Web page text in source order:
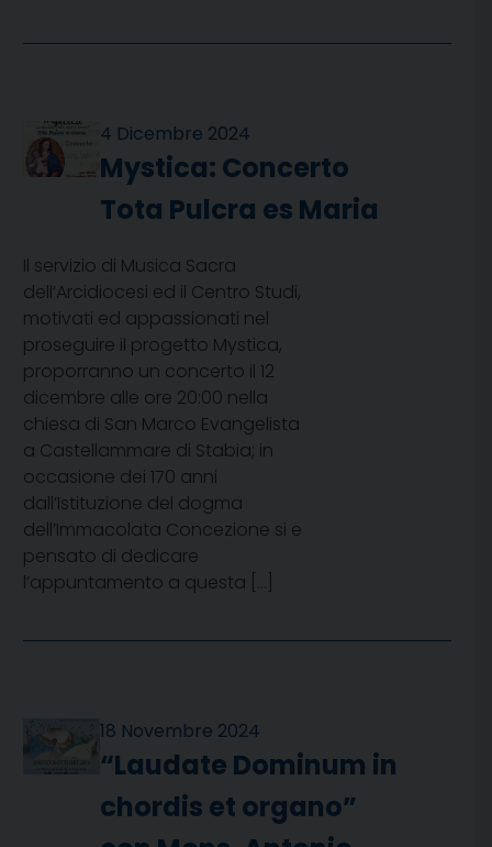
4 Dicembre 2024
Mystica: Concerto
Tota Pulcra es Maria
Il servizio di Musica Sacra
dell’Arcidiocesi ed il Centro Studi,
motivati ed appassionati nel
proseguire il progetto Mystica,
proporranno un concerto il 12
dicembre alle ore 20:00 nella
chiesa di San Marco Evangelista
a Castellammare di Stabia; in
occasione dei 170 anni
dall’Istituzione del dogma
dell’Immacolata Concezione si e
pensato di dedicare
l’appuntamento a questa […]
18 Novembre 2024
“Laudate Dominum in
chordis et organo”